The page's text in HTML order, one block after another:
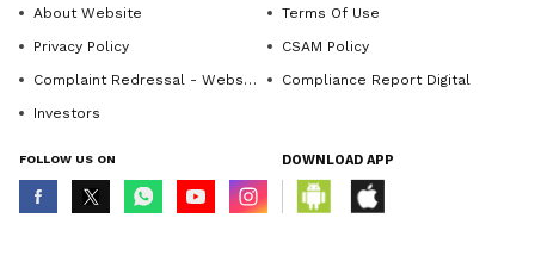
View post on Instagram
About Website
Terms Of Use
Privacy Policy
CSAM Policy
Complaint Redressal - Website
Compliance Report Digital
Investors
FOLLOW US ON DOWNLOAD APP